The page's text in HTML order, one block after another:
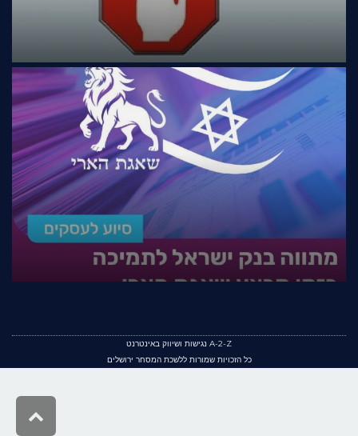
A-2-Z נגישות ושיווק באינטרנט
כל הזכויות שמורות ללשכת המסחר ירושלים
גלילה
לראש